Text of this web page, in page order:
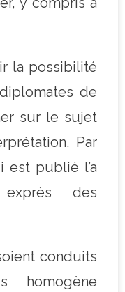
la possibilité
de
sur le sujet
Par
publié l’a
des
conduits